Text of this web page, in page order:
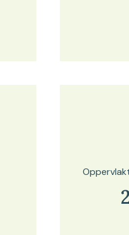
Bekijk